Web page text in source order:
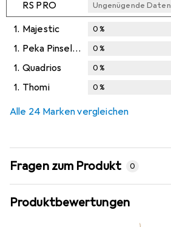
RS PRO Ungenügende Daten
1. Majestic 0%
1. Peka Pinselfabrik 0%
1. Quadrios 0%
1. Thomi 0%
Alle 24 Marken vergleichen
Fragen zum Produkt 0
Produktbewertungen